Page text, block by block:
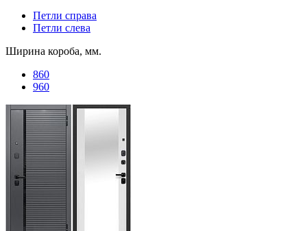
Петли справа
Петли слева
Ширина короба, мм.
860
960